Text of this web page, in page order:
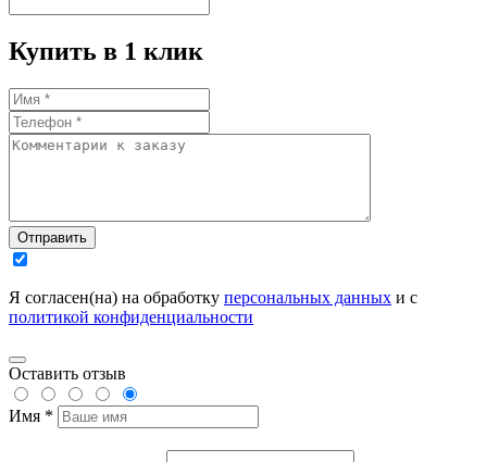
Купить в 1 клик
Отправить
Я согласен(на) на обработку персональных данных и с
политикой конфиденциальности
Оставить отзыв
Имя *